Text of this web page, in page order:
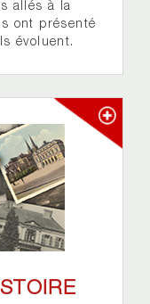
allés à la
ont présenté
évoluent.